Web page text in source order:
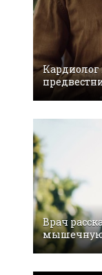
Кардиолог
Врач
мышечную